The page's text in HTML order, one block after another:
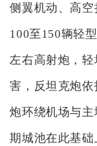
侧翼机动、高
100至150辆轻
左右高射炮，
害，反坦克炮
炮环绕机场与
期城池在此基